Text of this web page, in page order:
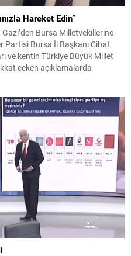
Hareket Edin”
Bursa Milletvekillerine
Partisi Bursa İl Başkanı Cihat
ve kentin Türkiye Büyük Millet
çeken açıklamalarda
ne kadar tanıdığına
Gazi, ortaya...